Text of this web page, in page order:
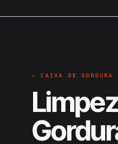
→ CAIXA DE GORDURA